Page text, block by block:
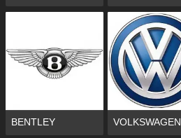
BENTLEY VOLKSWAGEN